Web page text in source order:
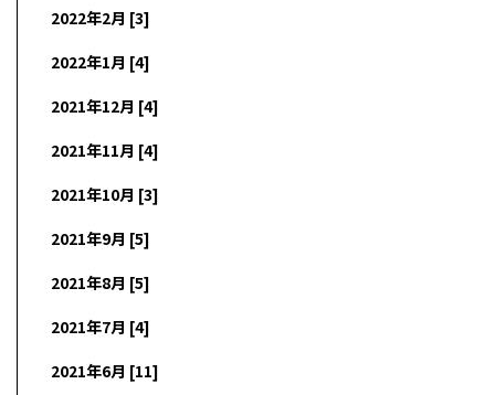
2022年2月 [3]
2022年1月 [4]
2021年12月 [4]
2021年11月 [4]
2021年10月 [3]
2021年9月 [5]
2021年8月 [5]
2021年7月 [4]
2021年6月 [11]